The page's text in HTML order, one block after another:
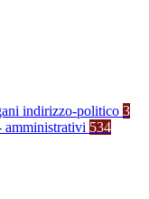
indirizzo-politico 3
amministrativi 534